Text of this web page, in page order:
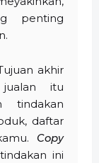
penting
akhir
itu
tindakan
daftar
Copy
ini